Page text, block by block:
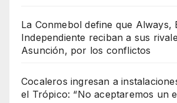
La Conmebol define que Always,
Independiente reciban a sus
Asunción, por los conflictos
Cocaleros ingresan a
el Trópico: “No aceptaremos un